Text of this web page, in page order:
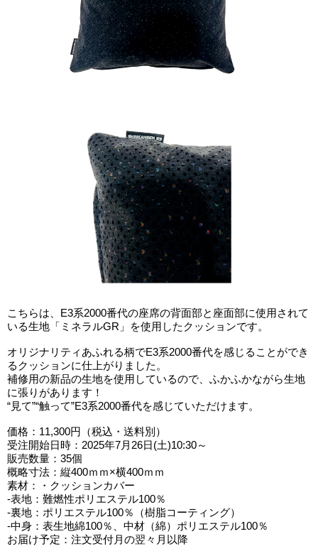
こちらは、E3系2000番代の座席の背面部と座面部に使用されて
いる生地「ミネラルGR」を使用したクッションです。
オリジナリティあふれる柄でE3系2000番代を感じることができ
るクッションに仕上がりました。
補修用の新品の生地を使用しているので、ふかふかながら生地
に張りがあります！
“見て”“触って”E3系2000番代を感じていただけます。
価格：11,300円（税込・送料別）
受注開始日時：2025年7月26日(土)10:30～
販売数量：35個
概略寸法：縦400ｍｍ×横400ｍｍ
素材：・クッションカバー
-表地：難燃性ポリエステル100％
-裏地：ポリエステル100％（樹脂コーティング）
-中身：表生地綿100％、中材（綿）ポリエステル100％
お届け予定：注文受付月の翌々月以降